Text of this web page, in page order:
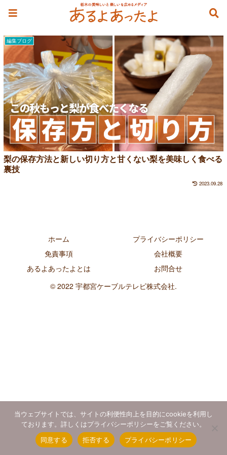
編集ブログ
梨の保存方法と新しい切り方と甘くない梨を美味しく食べる
裏技
2023.09.28
ホーム
プライバシーポリシー
免責事項
会社概要
あるよあったよとは
お問合せ
© 2022 宇都宮ケーブルテレビ株式会社.
当ウェブサイトでは、サイトの利便性向上を目的にcookieを利用し
ております。詳しくはプライバシーポリシーをご覧ください。
同意する
拒否する プライバシーポリシー